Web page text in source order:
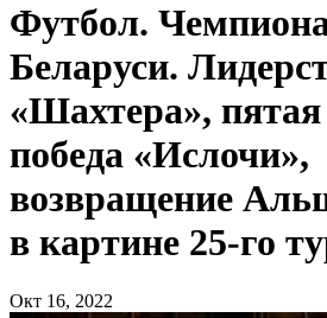
Футбол.
Беларуси.
«Шахтера»,
победа «Ислочи»,
возвращение
в картине 25-го
Окт 16, 2022